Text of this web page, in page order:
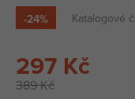
-24% Katalogové
389 Kč
297 Kč